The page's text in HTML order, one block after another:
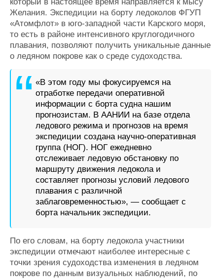
Желания. Экспедиции на борту ледоколов ФГУП
«Атомфлот» в юго-западной части Карского моря,
то есть в районе интенсивного круглогодичного
плавания, позволяют получить уникальные данные
о ледяном покрове как о среде судоходства.
«В этом году мы фокусируемся на
отработке передачи оперативной
информации с борта судна нашим
прогнозистам. В ААНИИ на базе отдела
ледового режима и прогнозов на время
экспедиции создана научно-оперативная
группа (НОГ). НОГ ежедневно
отслеживает ледовую обстановку по
маршруту движения ледокола и
составляет прогнозы условий ледового
плавания с различной
заблаговременностью», — сообщает с
борта начальник экспедиции.
По его словам, на борту ледокола участники
экспедиции отмечают наиболее интересные с
точки зрения судоходства изменения в ледяном
покрове по данным визуальных наблюдений, по